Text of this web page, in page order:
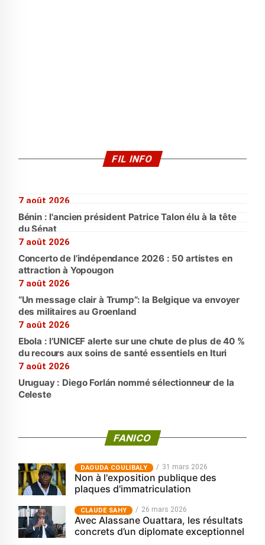
FIL INFO
7 août 2026
Bénin : l'ancien président Patrice Talon élu à la tête
du Sénat
7 août 2026
Concerto de l’indépendance 2026 : 50 artistes en
attraction à Yopougon
7 août 2026
“Un message clair à Trump”: la Belgique va envoyer
des militaires au Groenland
7 août 2026
Ebola : l’UNICEF alerte sur une chute de plus de 40 %
du recours aux soins de santé essentiels en Ituri
7 août 2026
Uruguay : Diego Forlán nommé sélectionneur de la
Celeste
FANICO
‎DAOUDA COULIBALY 31 mars 2026
Non à l'exposition publique des
plaques d'immatriculation
CLAUDE SAHY 26 mars 2026
Avec Alassane Ouattara, les résultats
concrets d’un diplomate exceptionnel